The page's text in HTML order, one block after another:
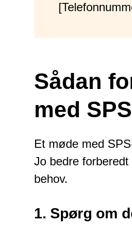
Sådan
med
Et møde med
Jo bedre
behov.
1. Spørg om